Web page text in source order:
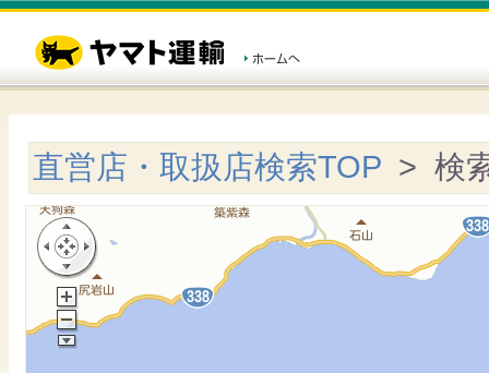
直営店・取扱店検索TOP > 検